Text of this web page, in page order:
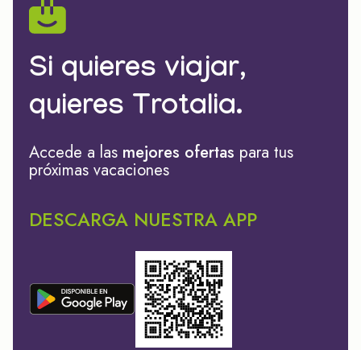
Si quieres viajar,
quieres Trotalia.
Accede a las mejores ofertas para tus
próximas vacaciones
DESCARGA NUESTRA APP